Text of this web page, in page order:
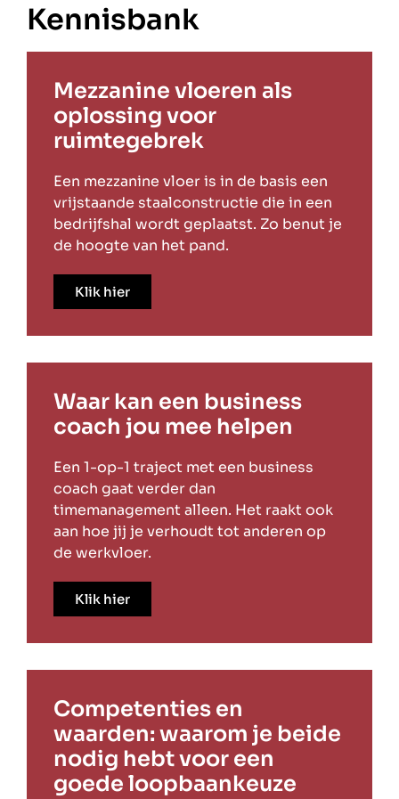
Kennisbank
Mezzanine vloeren als
oplossing voor
ruimtegebrek
Een mezzanine vloer is in de basis een
vrijstaande staalconstructie die in een
bedrijfshal wordt geplaatst. Zo benut je
de hoogte van het pand.
Klik hier
Waar kan een business
coach jou mee helpen
Een 1-op-1 traject met een business
coach gaat verder dan
timemanagement alleen. Het raakt ook
aan hoe jij je verhoudt tot anderen op
de werkvloer.
Klik hier
Competenties en
waarden: waarom je beide
nodig hebt voor een
goede loopbaankeuze